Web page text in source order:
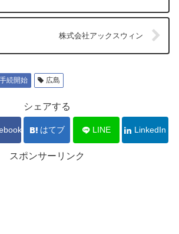
株式会社アックスウィン
続開始 広島
シェアする
はてブ LINE LinkedIn
スポンサーリンク